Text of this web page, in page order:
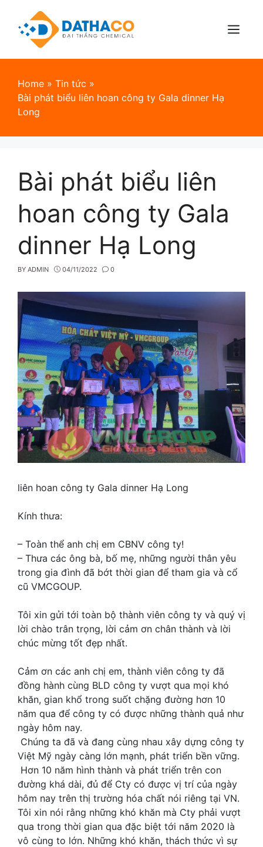
content
Menu
Home » Tin tức »
Bài phát biểu liên hoan công ty Gala dinner Hạ
Long
Bài phát biểu liên
hoan công ty Gala
dinner Hạ Long
BY ADMIN 04/11/2022 0
liên hoan công ty Gala dinner Hạ Long
Kính thưa:
– Toàn thể anh chị em CBNV công ty!
– Thưa các ông bà, bố mẹ, những người thân yêu
trong gia đình đã bớt thời gian để tham gia và cổ
cũ VMCGOUP.
Tôi xin gửi tới toàn bộ thành viên công ty và quý vị
lời chào trân trọng, lời cảm ơn chân thành và lời
chúc mừng tốt đẹp nhất.
Cảm ơn các anh chị em, thành viên công ty đã
đồng hành cùng BLD công ty vượt qua mọi khó
khăn, gian khổ trong suốt chặng đường hơn 10
năm qua để công ty có được những thành quả như
ngày hôm nay.
Chúng ta đã và đang cùng nhau xây dựng công ty
Việt Mỹ ngày càng lớn mạnh, phát triển bền vững.
Hơn 10 năm hình thành và phát triển trên con
đường khá dài, đủ để Cty có được vị trí của ngày
hôm nay trên thị trường hóa chất nói riêng tại VN.
Tôi xin nói rằng những khó khăn mà Cty phải vượt
qua trong thời gian qua đặc biệt tới năm 2020 là
vô cùng to lớn. Những khó khăn, thách thức vì sự